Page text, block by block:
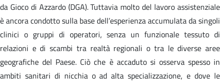
da Gioco di Azzardo (DGA). Tuttavia molto del lavoro assistenziale
è ancora condotto sulla base dell’esperienza accumulata da singoli
clinici o gruppi di operatori, senza un funzionale tessuto di
relazioni e di scambi tra realtà regionali o tra le diverse aree
geografiche del Paese. Ciò che è accaduto si osserva spesso in
ambiti sanitari di nicchia o ad alta specializzazione, e dove le